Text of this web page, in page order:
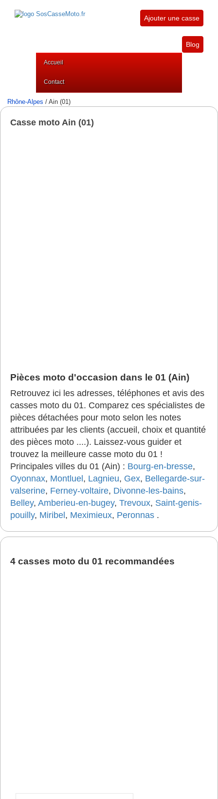
Ajouter une casse
Blog
Accueil
Contact
Rhône-Alpes / Ain (01)
Casse moto Ain (01)
Pièces moto d'occasion dans le 01 (Ain)
Retrouvez ici les adresses, téléphones et avis des
casses moto du 01. Comparez ces spécialistes de
pièces détachées pour moto selon les notes
attribuées par les clients (accueil, choix et quantité
des pièces moto ....). Laissez-vous guider et
trouvez la meilleure casse moto du 01 !
Principales villes du 01 (Ain) : Bourg-en-bresse,
Oyonnax, Montluel , Lagnieu, Gex, Bellegarde-sur-
valserine, Ferney-voltaire, Divonne-les-bains,
Belley, Amberieu-en-bugey, Trevoux, Saint-genis-
pouilly, Miribel , Meximieux, Peronnas .
4 casses moto du 01 recommandées